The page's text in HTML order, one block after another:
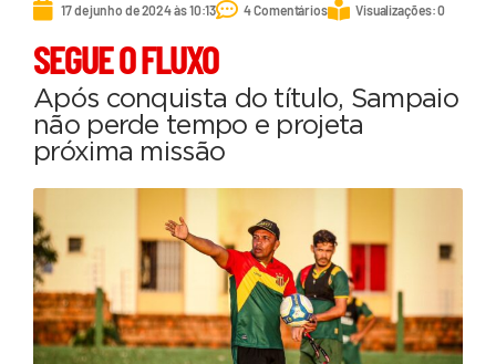
17 de junho de 2024 às 10:13 4 Comentários Visualizações: 0
SEGUE O FLUXO
Após conquista do título, Sampaio
não perde tempo e projeta
próxima missão